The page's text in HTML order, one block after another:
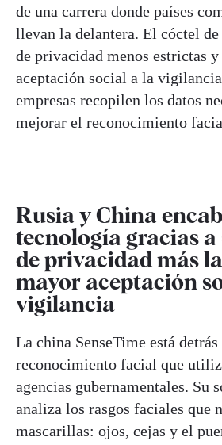
de una carrera donde países
llevan la delantera. El cóctel de
de privacidad menos estrictas
aceptación social a la
empresas recopilen los datos
mejorar el reconocimiento
Rusia y China
tecnología gracias
de privacidad más
mayor aceptación
vigilancia
La china SenseTime está detrás
reconocimiento facial que
agencias gubernamentales. Su
analiza los rasgos faciales que
mascarillas: ojos, cejas y el